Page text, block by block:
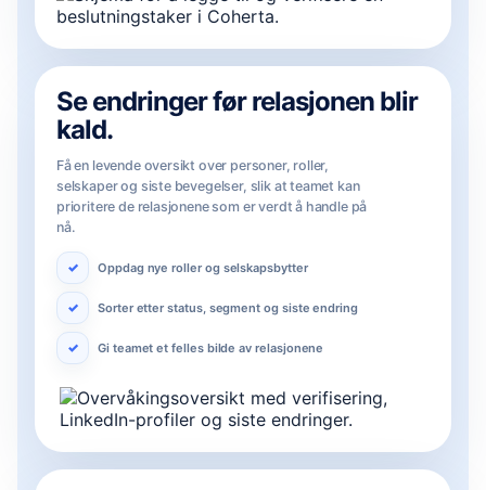
Se endringer før relasjonen blir
kald.
Få en levende oversikt over personer, roller,
selskaper og siste bevegelser, slik at teamet kan
prioritere de relasjonene som er verdt å handle på
nå.
Oppdag nye roller og selskapsbytter
Sorter etter status, segment og siste endring
Gi teamet et felles bilde av relasjonene